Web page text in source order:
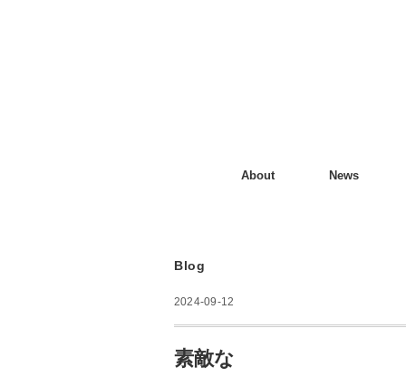
About News
Blog
2024-09-12
素敵な